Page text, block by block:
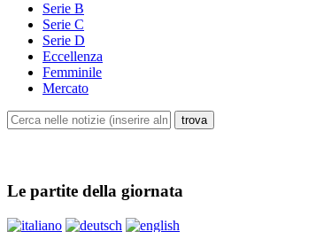
Serie B
Serie C
Serie D
Eccellenza
Femminile
Mercato
Le partite della giornata